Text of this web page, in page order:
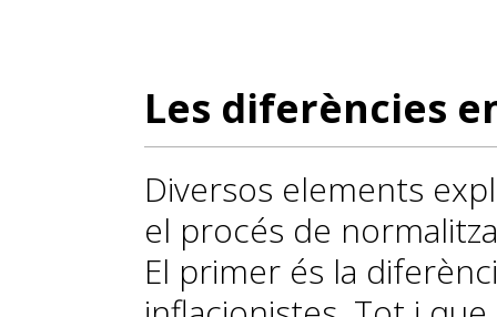
Les diferències
Diversos elements
el procés de
El primer és la